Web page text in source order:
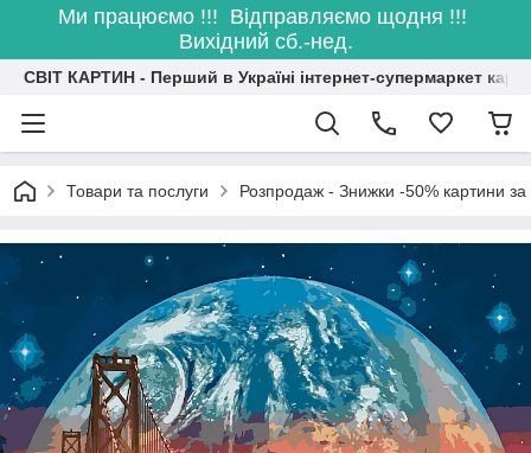
Ми працюємо !!! Відправляємо щодня !!!
Вихідний сб.-нед.
СВІТ КАРТИН - Перший в Україні інтернет-супермаркет
Товари та послуги Розпродаж - Знижки -50% картини